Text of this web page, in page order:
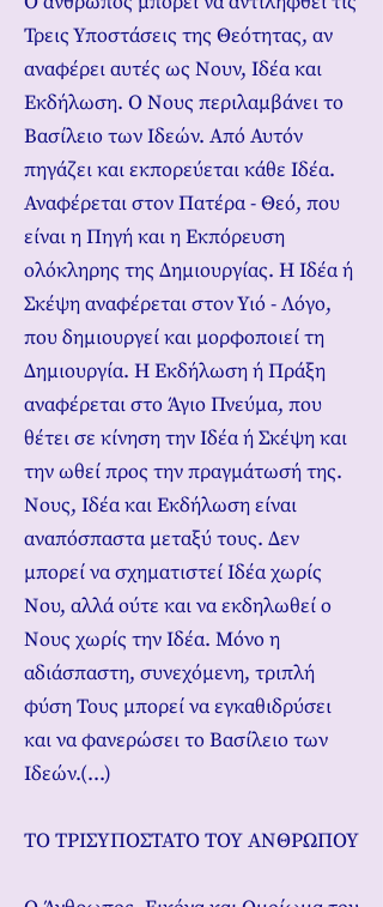
Τρεις Υποστάσεις της Θεότητας, αν
αναφέρει αυτές ως Νουν, Ιδέα και
Εκδήλωση. Ο Νους περιλαμβάνει το
Βασίλειο των Ιδεών. Από Αυτόν
πηγάζει και εκπορεύεται κάθε Ιδέα.
Αναφέρεται στον Πατέρα - Θεό, που
είναι η Πηγή και η Εκπόρευση
ολόκληρης της Δημιουργίας. Η Ιδέα ή
Σκέψη αναφέρεται στον Υιό - Λόγο,
που δημιουργεί και μορφοποιεί τη
Δημιουργία. Η Εκδήλωση ή Πράξη
αναφέρεται στο Άγιο Πνεύμα, που
θέτει σε κίνηση την Ιδέα ή Σκέψη και
την ωθεί προς την πραγμάτωσή της.
Νους, Ιδέα και Εκδήλωση είναι
αναπόσπαστα μεταξύ τους. Δεν
μπορεί να σχηματιστεί Ιδέα χωρίς
Νου, αλλά ούτε και να εκδηλωθεί ο
Νους χωρίς την Ιδέα. Μόνο η
αδιάσπαστη, συνεχόμενη, τριπλή
φύση Τους μπορεί να εγκαθιδρύσει
και να φανερώσει το Βασίλειο των
Ιδεών.(...)
ΤΟ ΤΡΙΣΥΠΟΣΤΑΤΟ ΤΟΥ ΑΝΘΡΩΠΟΥ